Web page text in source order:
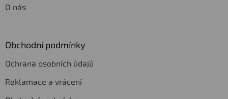
O nás
Obchodní podmínky
Ochrana osobních údajů
Reklamace a vrácení